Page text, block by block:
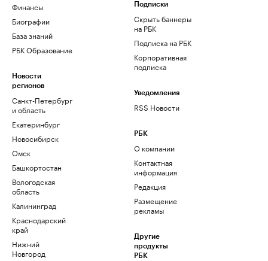
Финансы
Биографии
База знаний
РБК Образование
Новости
регионов
Санкт-Петербург
и область
Екатеринбург
Новосибирск
Омск
Башкортостан
Вологодская
область
Калининград
Краснодарский
край
Нижний
Новгород
Подписки
Скрыть баннеры
на РБК
Подписка на РБК
Корпоративная
подписка
Уведомления
RSS Новости
РБК
О компании
Контактная
информация
Редакция
Размещение
рекламы
Другие
продукты
РБК